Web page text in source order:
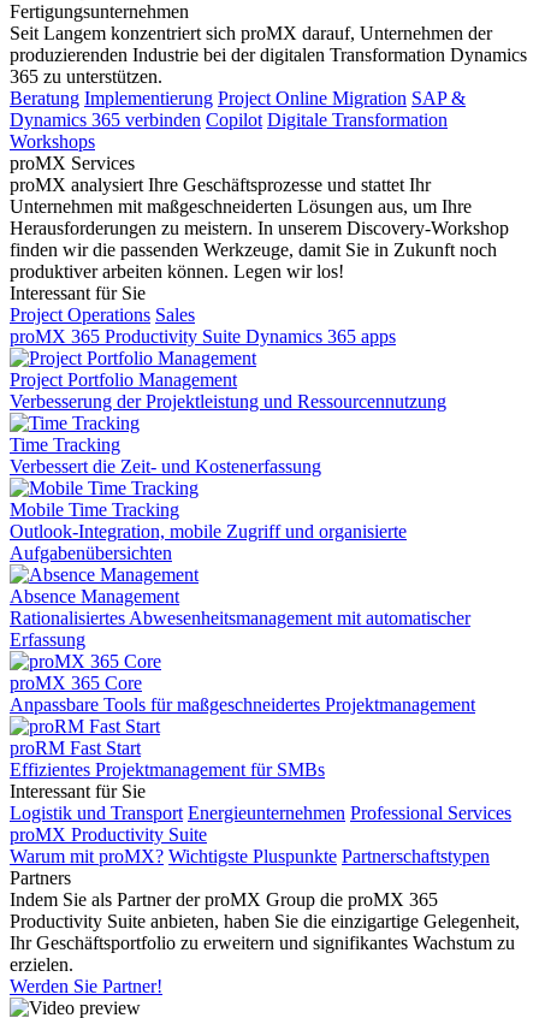
Fertigungsunternehmen
Seit Langem konzentriert sich proMX darauf, Unternehmen der
produzierenden Industrie bei der digitalen Transformation Dynamics
365 zu unterstützen.
Beratung Implementierung Project Online Migration SAP &
Dynamics 365 verbinden Copilot Digitale Transformation
Workshops
proMX Services
proMX analysiert Ihre Geschäftsprozesse und stattet Ihr
Unternehmen mit maßgeschneiderten Lösungen aus, um Ihre
Herausforderungen zu meistern. In unserem Discovery-Workshop
finden wir die passenden Werkzeuge, damit Sie in Zukunft noch
produktiver arbeiten können. Legen wir los!
Interessant für Sie
Project Operations Sales
proMX 365 Productivity Suite Dynamics 365 apps
Project Portfolio Management
Verbesserung der Projektleistung und Ressourcennutzung
Time Tracking
Verbessert die Zeit- und Kostenerfassung
Mobile Time Tracking
Outlook-Integration, mobile Zugriff und organisierte
Aufgabenübersichten
Absence Management
Rationalisiertes Abwesenheitsmanagement mit automatischer
Erfassung
proMX 365 Core
Anpassbare Tools für maßgeschneidertes Projektmanagement
proRM Fast Start
Effizientes Projektmanagement für SMBs
Interessant für Sie
Logistik und Transport Energieunternehmen Professional Services
proMX Productivity Suite
Warum mit proMX? Wichtigste Pluspunkte Partnerschaftstypen
Partners
Indem Sie als Partner der proMX Group die proMX 365
Productivity Suite anbieten, haben Sie die einzigartige Gelegenheit,
Ihr Geschäftsportfolio zu erweitern und signifikantes Wachstum zu
erzielen.
Werden Sie Partner!